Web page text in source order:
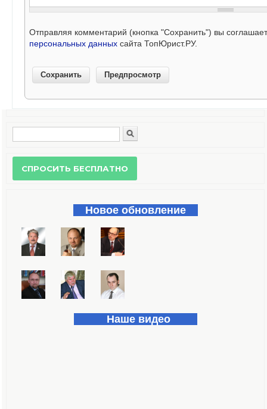
Отправляя комментарий (кнопка "Сохранить") вы
персональных данных сайта ТопЮрист.РУ.
Форма поиска
Новое обновление
Наше видео